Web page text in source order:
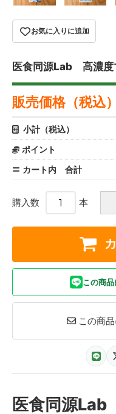
お気に入りに追加
医食同源Lab 高濃
販売価格（税込）
小計（税込）
ポイント
カート内 合計
購入数 本
この商
この商品
医食同源